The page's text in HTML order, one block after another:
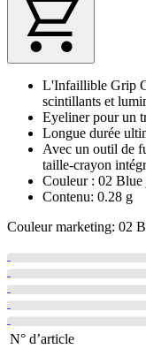
L'Infaillible Grip
scintillants et
Eyeliner pour un
Longue durée
Avec un outil de
taille-crayon
Couleur : 02 Blue
Contenu: 0.28 g
Couleur marketing: 02
N° d’article